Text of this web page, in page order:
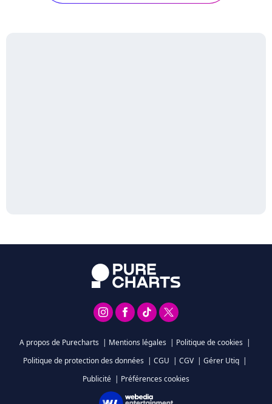
A propos de Purecharts | Mentions légales | Politique de cookies |
Politique de protection des données | CGU | CGV | Gérer Utiq |
Publicité | Préférences cookies